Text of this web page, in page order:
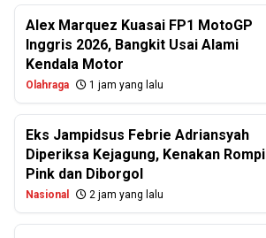
Alex Marquez Kuasai FP1 MotoGP
Inggris 2026, Bangkit Usai Alami
Kendala Motor
Olahraga 1 jam yang lalu
Eks Jampidsus Febrie Adriansyah
Diperiksa Kejagung, Kenakan Rompi
Pink dan Diborgol
Nasional 2 jam yang lalu